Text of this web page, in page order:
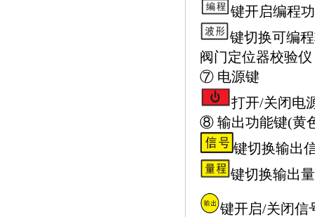
键开启编程
键切换可编
阀门定位器校验仪
⑦ 电源键
打开/关闭电
⑧ 输出功能键(黄
键切换输出
键切换输出
键开启/关闭信